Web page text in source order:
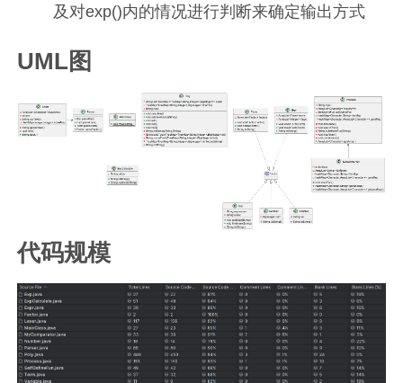
及对exp()内的情况进行判断来确定输出方式
UML图
代码规模